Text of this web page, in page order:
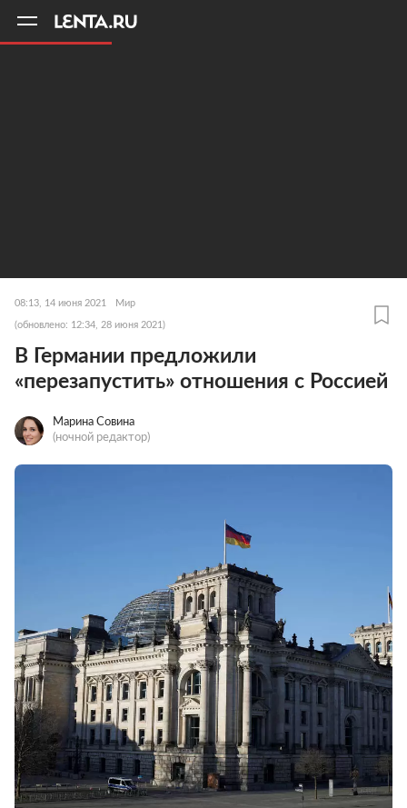
08:13, 14 июня 2021 Мир
(обновлено: 12:34, 28 июня 2021)
В Германии предложили
«перезапустить» отношения с Россией
Марина Совина
(ночной редактор)